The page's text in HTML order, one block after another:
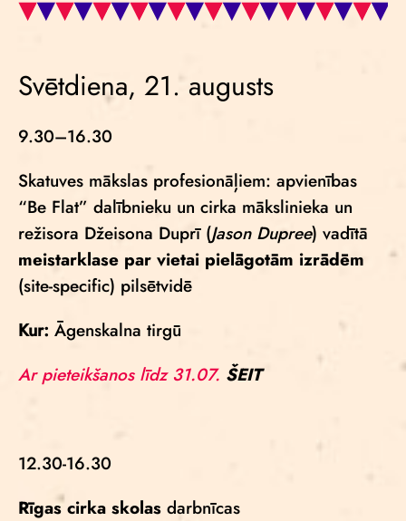
Svētdiena, 21. augusts
9.30–16.30
Skatuves mākslas profesionāļiem: apvienības
“Be Flat” dalībnieku un cirka mākslinieka un
režisora Džeisona Duprī (Jason Dupree) vadītā
meistarklase par vietai pielāgotām izrādēm
(site-specific) pilsētvidē
Kur: Āgenskalna tirgū
Ar pieteikšanos līdz 31.07. ŠEIT
12.30-16.30
Rīgas cirka skolas darbnīcas